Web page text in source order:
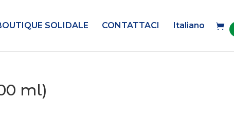
SOLIDALE CONTATTACI Italiano
ml)